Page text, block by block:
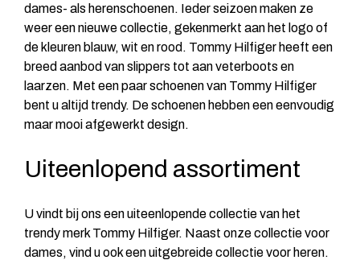
dames- als herenschoenen. Ieder seizoen maken ze
weer een nieuwe collectie, gekenmerkt aan het logo of
de kleuren blauw, wit en rood. Tommy Hilfiger heeft een
breed aanbod van slippers tot aan veterboots en
laarzen. Met een paar schoenen van Tommy Hilfiger
bent u altijd trendy. De schoenen hebben een eenvoudig
maar mooi afgewerkt design.
Uiteenlopend assortiment
U vindt bij ons een uiteenlopende collectie van het
trendy merk Tommy Hilfiger. Naast onze collectie voor
dames, vind u ook een uitgebreide collectie voor heren.